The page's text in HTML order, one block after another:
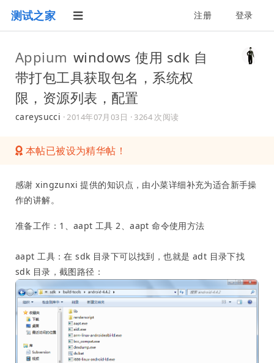
测试之家 注册 登录
Appium windows 使用 sdk 自
带打包工具获取包名，系统权
限，资源列表，配置
careysucci ·2014年07月03日 · 3264 次阅读
本帖已被设为精华帖！
感谢 xingzunxi 提供的知识点，由小菜详细补充为适合新手操
作的讲解。
准备工作：1、aapt 工具 2、aapt 命令使用方法
aapt 工具：在 sdk 目录下可以找到，也就是 adt 目录下找
sdk 目录，截图路径：